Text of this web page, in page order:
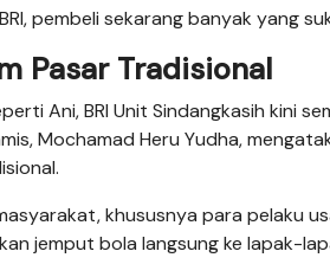
pembeli sekarang banyak yang
Pasar Tradisional
Ani, BRI Unit Sindangkasih kini
Mochamad Heru Yudha,
khususnya para pelaku
jemput bola langsung ke lapak-